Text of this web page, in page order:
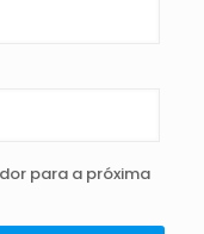
para a próxima